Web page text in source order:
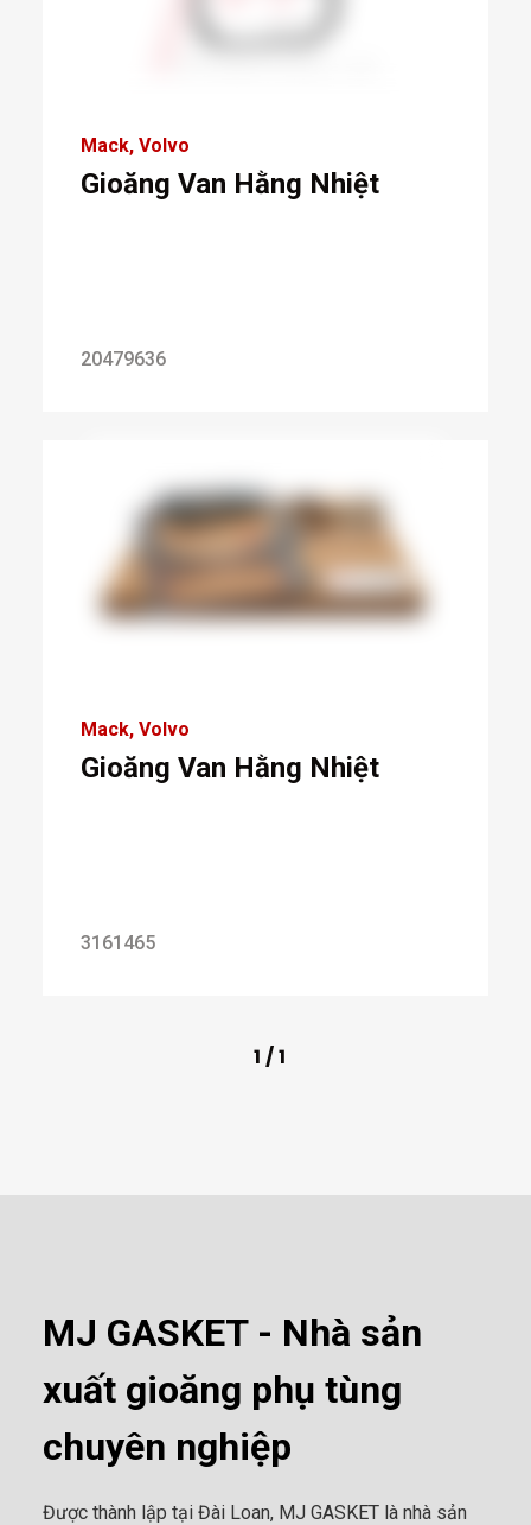
Mack Volvo
Gioăng Van Hằng Nhiệt
20479636
Mack Volvo
Gioăng Van Hằng Nhiệt
3161465
1 /1
MJ GASKET - Nhà sản
xuất gioăng phụ tùng
chuyên nghiệp
Được thành lập tại Đài Loan, MJ GASKET là nhà sản